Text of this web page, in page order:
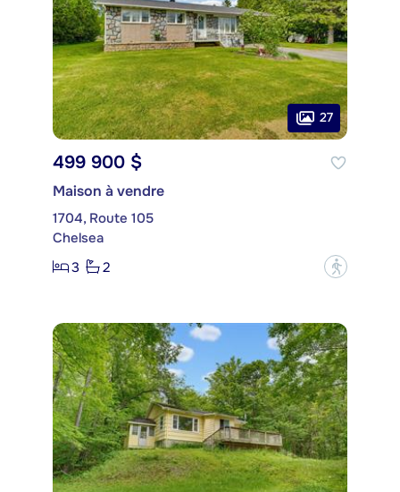
27
499 900 $
Maison à vendre
1704, Route 105
Chelsea
3
2 ?